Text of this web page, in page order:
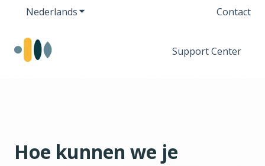
NederlandsSubmenu tonen voor vertalingenContact
Support Center
Hoe kunnen we je